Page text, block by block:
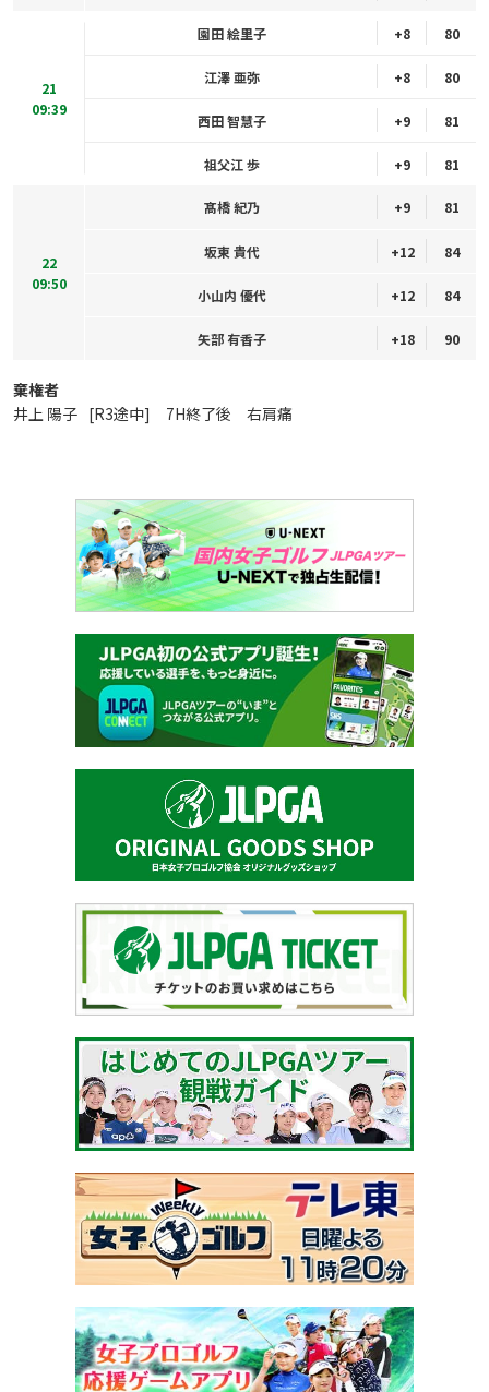
21
09:39
園田 絵里子 +8 80
江澤 亜弥 +8 80
西田 智慧子 +9 81
祖父江 歩 +9 81
22
09:50
髙橋 紀乃 +9 81
坂東 貴代 +12 84
小山内 優代 +12 84
矢部 有香子 +18 90
棄権者
井上 陽子 [R3途中] 7H終了後 右肩痛